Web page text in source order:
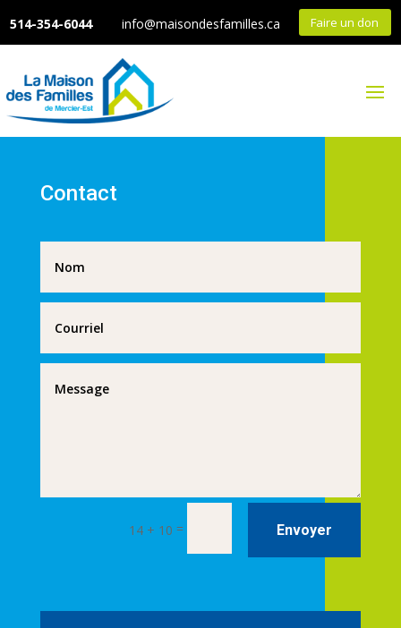
514-354-6044 info@maisondesfamilles.ca Faire un don
Contact
14 + 10 = Envoyer